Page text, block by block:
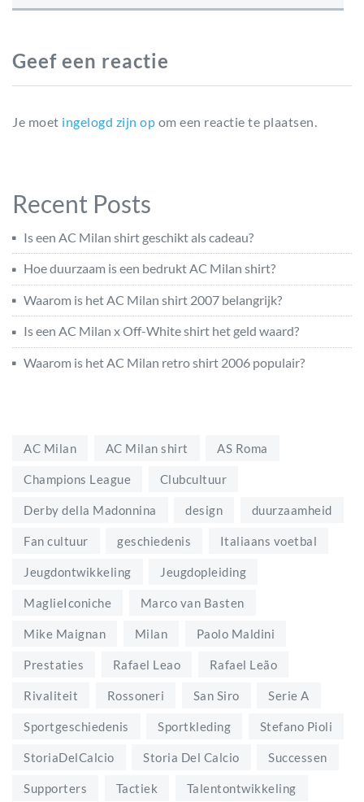
Geef een reactie
Je moet ingelogd zijn op om een reactie te plaatsen.
Recent Posts
Is een AC Milan shirt geschikt als cadeau?
Hoe duurzaam is een bedrukt AC Milan shirt?
Waarom is het AC Milan shirt 2007 belangrijk?
Is een AC Milan x Off-White shirt het geld waard?
Waarom is het AC Milan retro shirt 2006 populair?
AC Milan AC Milan shirt AS Roma
Champions League Clubcultuur
Derby della Madonnina design duurzaamheid
Fan cultuur geschiedenis Italiaans voetbal
Jeugdontwikkeling Jeugdopleiding
MaglieIconiche Marco van Basten
Mike Maignan Milan Paolo Maldini
Prestaties Rafael Leao Rafael Leão
Rivaliteit Rossoneri San Siro Serie A
Sportgeschiedenis Sportkleding Stefano Pioli
StoriaDelCalcio Storia Del Calcio Successen
Supporters Tactiek Talentontwikkeling